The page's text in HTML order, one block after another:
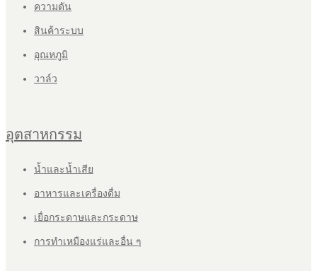
ความดัน
สินค้าระบบ
อุณหภูมิ
วาล์ว
อุตสาหกรรม
น้ำและน้ำเสีย
อาหารและเครื่องดื่ม
เยื่อกระดาษและกระดาษ
การทำเหมืองแร่และอื่น ๆ